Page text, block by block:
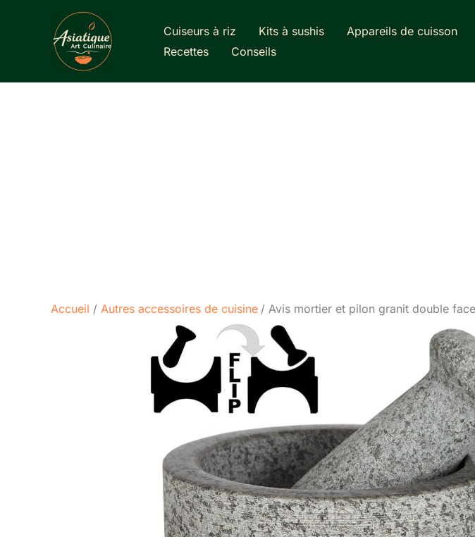
Cuiseurs à riz Kits à sushis Appareils de cuisson
Recettes
Conseils
Accueil Autres accessoires de cuisine Avis mortier et pilon granit double face